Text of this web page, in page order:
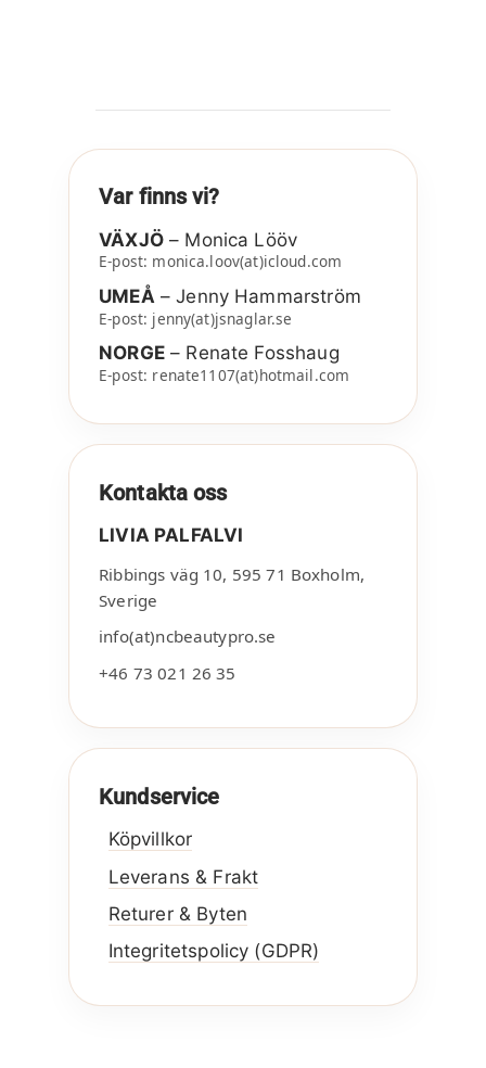
Var finns vi?
VÄXJÖ– Monica Lööv
E-post: monica.loov(at)icloud.com
UMEÅ – Jenny Hammarström
E-post: jenny(at)jsnaglar.se
NORGE– Renate Fosshaug
E-post: renate1107(at)hotmail.com
Kontakta oss
LIVIA PALFALVI
Ribbings väg 10, 595 71 Boxholm,
Sverige
info(at)ncbeautypro.se
+46 73 021 26 35
Kundservice
Köpvillkor
Leverans & Frakt
Returer & Byten
Integritetspolicy (GDPR)